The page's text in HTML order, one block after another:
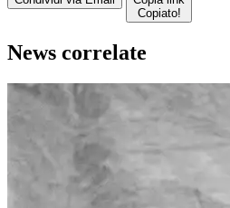
Copiato!
News correlate